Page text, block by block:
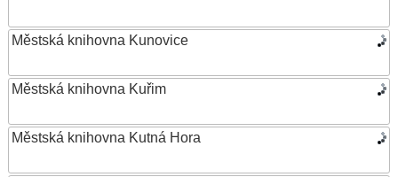
Městská knihovna Kunovice
Městská knihovna Kuřim
Městská knihovna Kutná Hora